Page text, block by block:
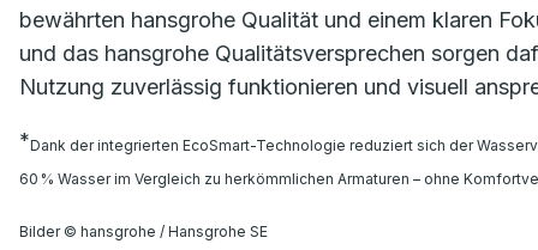
bewährten hansgrohe Qualität und einem klaren
und das hansgrohe Qualitätsversprechen sorgen
Nutzung zuverlässig funktionieren und visuell
*Dank der integrierten EcoSmart-Technologie reduziert sich der
60 % Wasser im Vergleich zu herkömmlichen Armaturen – ohne
Bilder © hansgrohe / Hansgrohe SE